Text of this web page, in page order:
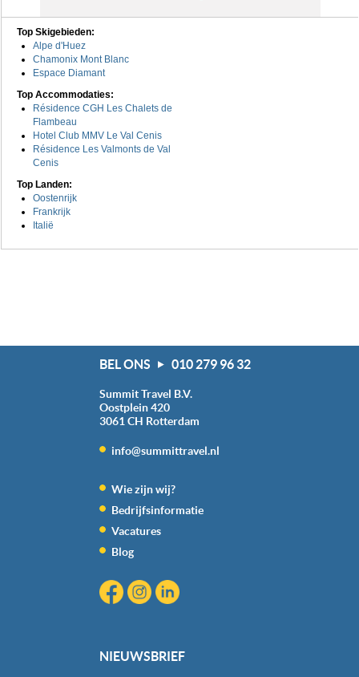
Top Skigebieden:
Alpe d'Huez
Chamonix Mont Blanc
Espace Diamant
Top Accommodaties:
Résidence CGH Les Chalets de
Flambeau
Hotel Club MMV Le Val Cenis
Résidence Les Valmonts de Val
Cenis
Top Landen:
Oostenrijk
Frankrijk
Italië
BEL ONS 010 279 96 32
Summit Travel B.V.
Oostplein 420
3061 CH Rotterdam
info@summittravel.nl
Wie zijn wij?
Bedrijfsinformatie
Vacatures
Blog
NIEUWSBRIEF